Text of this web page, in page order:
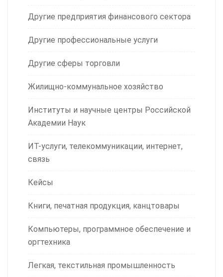
Другие предприятия финансового сектора
Другие профессиональные услуги
Другие сферы торговли
Жилищно-коммунальное хозяйство
Институты и научные центры Российской
Академии Наук
ИТ-услуги, телекоммуникации, интернет,
связь
Кейсы
Книги, печатная продукция, канцтовары
Компьютеры, программное обеспечение и
оргтехника
Легкая, текстильная промышленность